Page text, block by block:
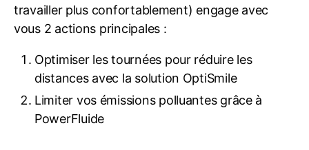
travailler plus confortablement) engage avec
vous 2 actions principales :
Optimiser les tournées pour réduire les
distances avec la solution OptiSmile
Limiter vos émissions polluantes grâce à
PowerFluide